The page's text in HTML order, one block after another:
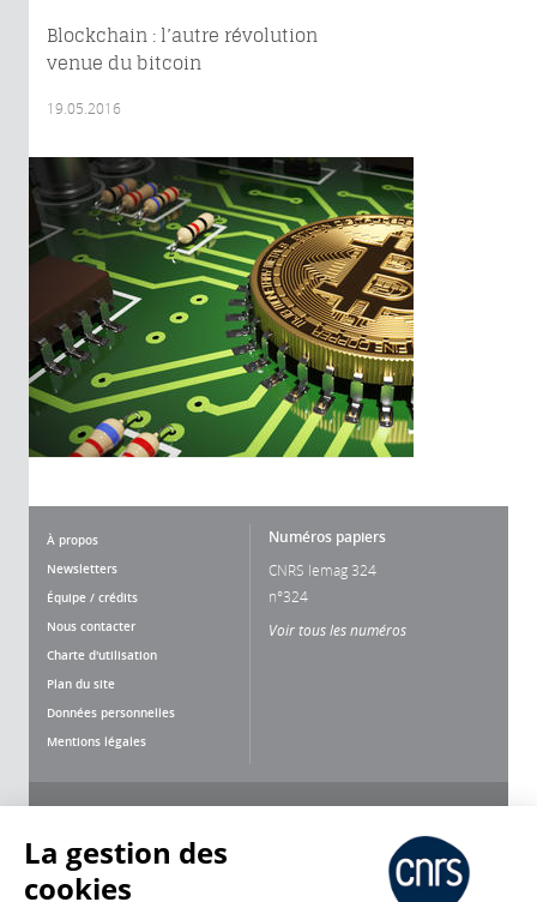
Blockchain : l’autre révolution
venue du bitcoin
19.05.2016
À propos
Newsletters
Équipe / crédits
Nous contacter
Charte d'utilisation
Plan du site
Données personnelles
Mentions légales
Numéros papiers
CNRS lemag 324
n°324
Voir tous les numéros
La gestion des
cookies